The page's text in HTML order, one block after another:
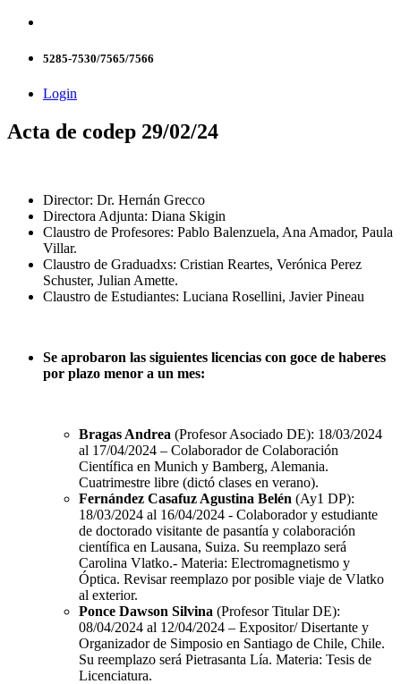
5285-7530/7565/7566
Login
Acta de codep 29/02/24
Director: Dr. Hernán Grecco
Directora Adjunta: Diana Skigin
Claustro de Profesores: Pablo Balenzuela, Ana Amador, Paula
Villar.
Claustro de Graduadxs: Cristian Reartes, Verónica Perez
Schuster, Julian Amette.
Claustro de Estudiantes: Luciana Rosellini, Javier Pineau
Se aprobaron las siguientes licencias con goce de haberes
por plazo menor a un mes:
Bragas Andrea (Profesor Asociado DE): 18/03/2024
al 17/04/2024 – Colaborador de Colaboración
Científica en Munich y Bamberg, Alemania.
Cuatrimestre libre (dictó clases en verano).
Fernández Casafuz Agustina Belén (Ay1 DP):
18/03/2024 al 16/04/2024 - Colaborador y estudiante
de doctorado visitante de pasantía y colaboración
científica en Lausana, Suiza. Su reemplazo será
Carolina Vlatko.- Materia: Electromagnetismo y
Óptica. Revisar reemplazo por posible viaje de Vlatko
al exterior.
Ponce Dawson Silvina (Profesor Titular DE):
08/04/2024 al 12/04/2024 – Expositor/ Disertante y
Organizador de Simposio en Santiago de Chile, Chile.
Su reemplazo será Pietrasanta Lía. Materia: Tesis de
Licenciatura.